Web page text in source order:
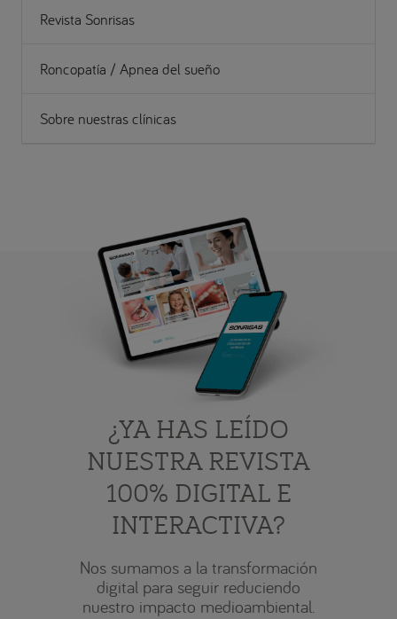
Revista Sonrisas
Roncopatía / Apnea del sueño
Sobre nuestras clínicas
¿YA HAS LEÍDO
NUESTRA REVISTA
100% DIGITAL E
INTERACTIVA?
Nos sumamos a la transformación
digital para seguir reduciendo
nuestro impacto medioambiental.